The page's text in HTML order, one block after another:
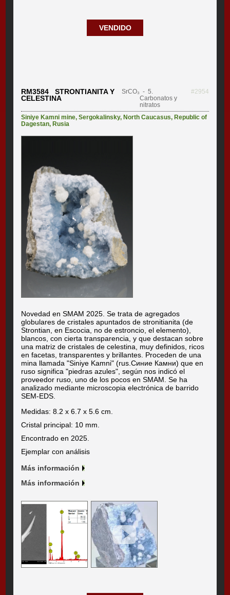
VENDIDO
RM3584 STRONTIANITA Y
CELESTINA
SrCO₃ - 5.
Carbonatos y
nitratos
#2954
Siniye Kamni mine,Sergokalinsky, North Caucasus, Republic of
Dagestan, Rusia
Novedad en SMAM 2025. Se trata de agregados
globulares de cristales apuntados de stronitianita (de
Strontian, en Escocia, no de estroncio, el elemento),
blancos, con cierta transparencia, y que destacan sobre
una matriz de cristales de celestina, muy definidos, ricos
en facetas, transparentes y brillantes. Proceden de una
mina llamada "Siniye Kamni" (rus.Синие Камни) que en
ruso significa "piedras azules", según nos indicó el
proveedor ruso, uno de los pocos en SMAM. Se ha
analizado mediante microscopia electrónica de barrido
SEM-EDS.
Medidas: 8.2 x 6.7 x 5.6 cm.
Cristal principal: 10 mm.
Encontrado en 2025.
Ejemplar con análisis
Más información
Más información